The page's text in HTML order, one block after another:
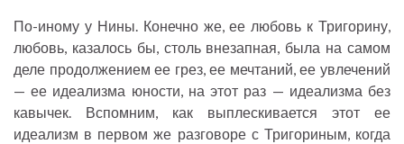
По-иному у Нины. Конечно же, ее любовь к Тригорину,
любовь, казалось бы, столь внезапная, была на самом
деле продолжением ее грез, ее мечтаний, ее увлечений
— ее идеализма юности, на этот раз — идеализма без
кавычек. Вспомним, как выплескивается этот ее
идеализм в первом же разговоре с Тригориным, когда